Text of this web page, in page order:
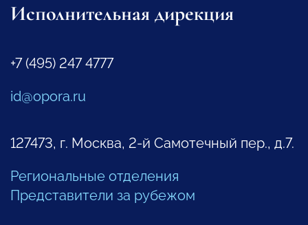
Исполнительная дирекция
+7 (495) 247 4777
id@opora.ru
127473, г. Москва, 2-й Самотечный пер., д.7.
Региональные отделения
Представители за рубежом